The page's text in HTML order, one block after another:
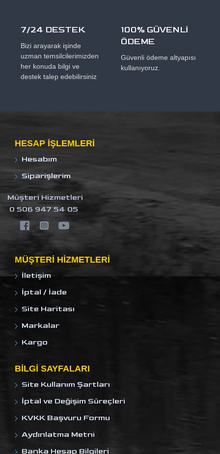
7/24 DESTEK
Bizi arayarak işinde
uzman temsilcilerimizden
her konuda bilgi ve
destek talep edebilirsiniz
100% GÜVENLİ
ÖDEME
Güvenli ödeme altyapısı
kullanıyoruz.
HESAP IŞLEMLERI
Hesabım
Siparişlerim
Müşteri Hizmetleri
0 506 947 54 05
MÜŞTERI HIZMETLERI
İletişim
İptal / İade
Site Haritası
Markalar
Kargo
BILGI SAYFALARI
Site Kullanım Şartları
İptal ve Değişim Süreçleri
KVKK Başvuru Formu
Aydınlatma Metni
Banka Hesap Bilgileri